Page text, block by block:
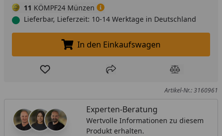
11 KÖMPF24 Münzen
Lieferbar, Lieferzeit: 10-14 Werktage in Deutschland
In den Einkaufswagen legen
In den Einkaufswagen
Produkt zur Wunschliste hinzufügen
Teilen Produkt
Artikel-Nr.: 3160961
Experten-Beratung
Wertvolle Informationen zu diesem
Produkt erhalten.